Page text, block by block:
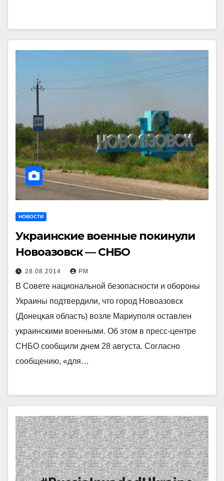
НОВОСТИ
Украинские военные покинули
Новоазовск — СНБО
28.08.2014 РМ
В Совете национальной безопасности и обороны
Украины подтвердили, что город Новоазовск
(Донецкая область) возле Мариуполя оставлен
украинскими военными. Об этом в пресс-центре
СНБО сообщили днем 28 августа. Согласно
сообщению, «для…